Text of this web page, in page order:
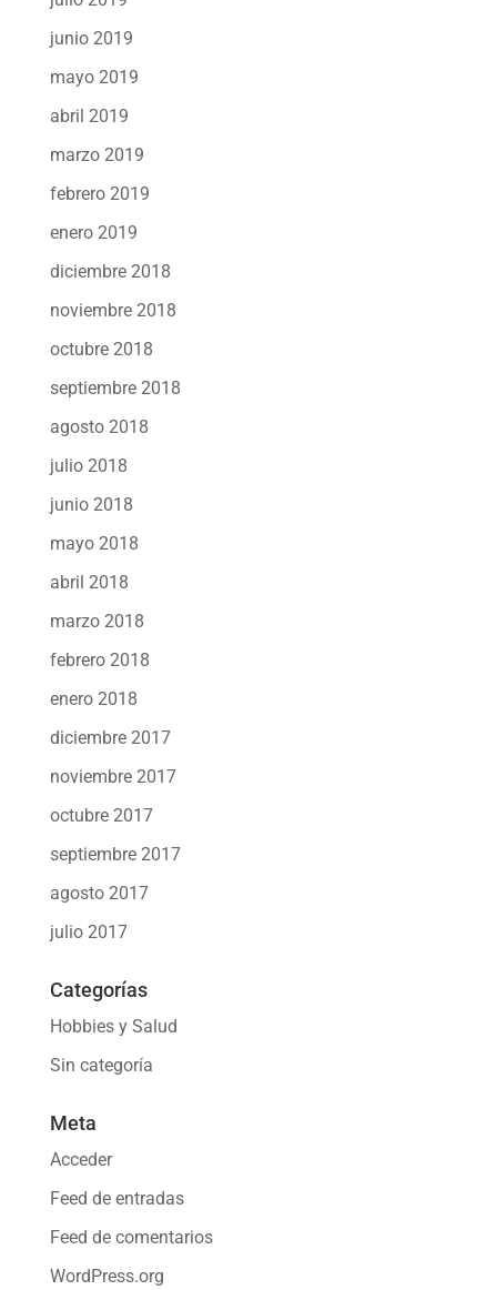
junio 2019
mayo 2019
abril 2019
marzo 2019
febrero 2019
enero 2019
diciembre 2018
noviembre 2018
octubre 2018
septiembre 2018
agosto 2018
julio 2018
junio 2018
mayo 2018
abril 2018
marzo 2018
febrero 2018
enero 2018
diciembre 2017
noviembre 2017
octubre 2017
septiembre 2017
agosto 2017
julio 2017
Categorías
Hobbies y Salud
Sin categoría
Meta
Acceder
Feed de entradas
Feed de comentarios
WordPress.org